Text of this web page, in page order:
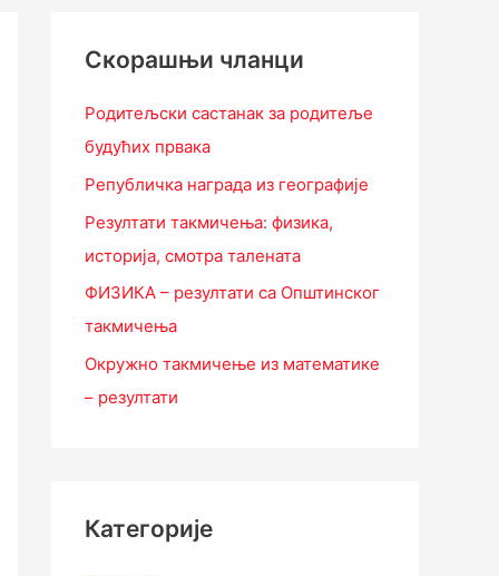
Скорашњи чланци
Родитељски састанак за родитеље
будућих првака
Републичка награда из географије
Резултати такмичења: физика,
историја, смотра талената
ФИЗИКА – резултати са Општинског
такмичења
Окружно такмичење из математике
– резултати
Категорије